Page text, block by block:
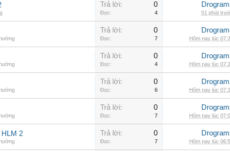
Trả lời: 0
Đọc: 4 51 phút
Trả lời: 0
Đọc: 7 Hôm nay lúc
Trả lời: 0
Đọc: 4 Hôm nay lúc
Trả lời: 0
Đọc: 6 Hôm nay lúc
Trả lời: 0
Đọc: 7 Hôm nay lúc
2 Trả lời: 0
Đọc: 7 Hôm nay lúc